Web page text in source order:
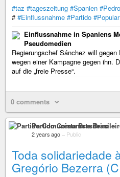
#taz #tageszeitung #Spanien #Pedro
# #Einflussnahme #Partido #Popular
Einflussnahme in Spaniens
Pseudomedien
Regierungschef Sánchez will
wegen einer Kampagne gegen ihn.
auf die „freie Presse“.
0 comments
Partido Comunista
2 years ago – Public
Toda solidariedade
Gregório Bezerra